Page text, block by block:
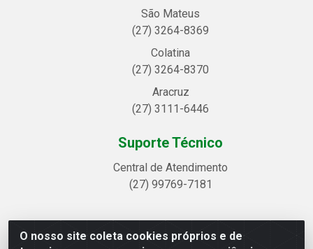
O nosso site coleta cookies próprios e de
São Mateus
(27) 3264-8369
Colatina
(27) 3264-8370
Aracruz
(27) 3111-6446
Suporte Técnico
Central de Atendimento
(27) 99769-7181
Linhavix Distribuidora LTDA - Avenida Alegre, 2521 -